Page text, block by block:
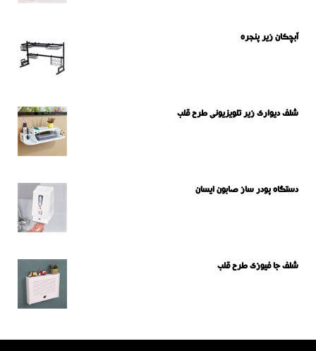
آبچکان زیر پنجره
شلف دیواری زیر تلویزیونی طرح قلب
دستگاه پودر ساز صابون ایسان
شلف جا فیوزی طرح قلب